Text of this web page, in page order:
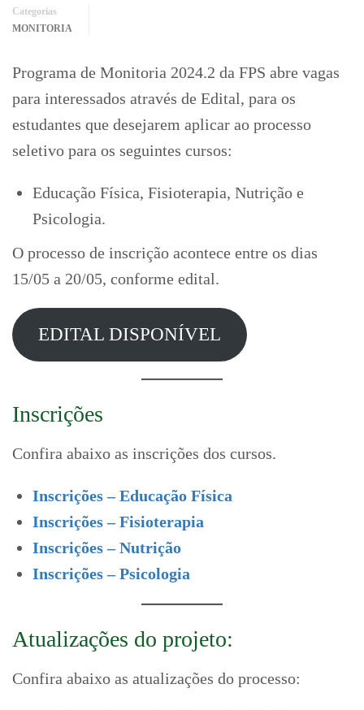
Categorias
MONITORIA
Programa de Monitoria 2024.2 da FPS abre vagas
para interessados através de Edital, para os
estudantes que desejarem aplicar ao processo
seletivo para os seguintes cursos:
Educação Física, Fisioterapia, Nutrição e
Psicologia.
O processo de inscrição acontece entre os dias
15/05 a 20/05, conforme edital.
EDITAL DISPONÍVEL
Inscrições
Confira abaixo as inscrições dos cursos.
Inscrições – Educação Física
Inscrições – Fisioterapia
Inscrições – Nutrição
Inscrições – Psicologia
Atualizações do projeto:
Confira abaixo as atualizações do processo: